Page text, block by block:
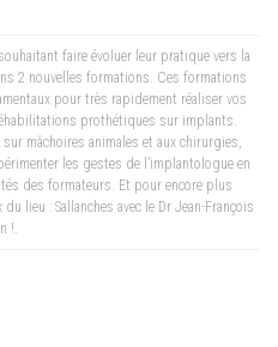
faire évoluer leur pratique vers la
2 nouvelles formations. Ces formations
pour très rapidement réaliser vos
prothétiques sur implants.
mâchoires animales et aux chirurgies,
les gestes de l’implantologue en
des formateurs. Et pour encore plus
lieu : Sallanches avec le Dr Jean-François
!.